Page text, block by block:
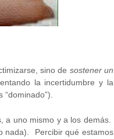
sino de sostener un
la incertidumbre y la
a uno mismo y a los demás.
nada). Percibir qué estamos